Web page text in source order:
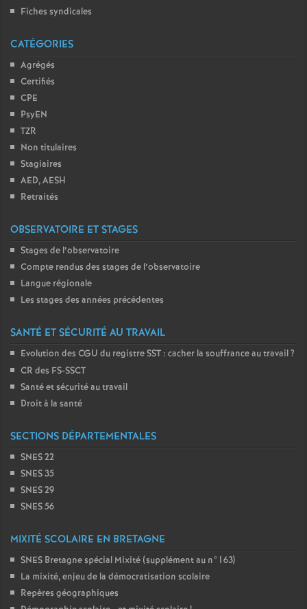
Fiches syndicales
CATÉGORIES
Agrégés
Certifiés
CPE
PsyEN
TZR
Non titulaires
Stagiaires
AED, AESH
Retraités
OBSERVATOIRE ET STAGES
Stages de l’observatoire
Compte rendus des stages de l’observatoire
Langue régionale
Les stages des années précédentes
SANTÉ ET SÉCURITÉ AU TRAVAIL
Evolution des CGU du registre SST : cacher la souffrance au travail?
CR des FS-SSCT
Santé et sécurité au travail
Droit à la santé
SECTIONS DÉPARTEMENTALES
SNES 22
SNES 35
SNES 29
SNES 56
MIXITÉ SCOLAIRE EN BRETAGNE
SNES Bretagne spécial Mixité (supplément au n°163)
La mixité, enjeu de la démocratisation scolaire
Repères géographiques